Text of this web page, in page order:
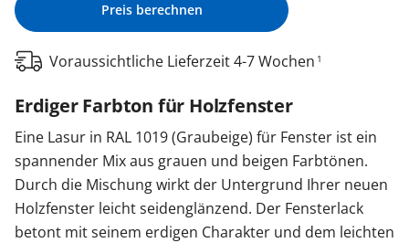
Preis berechnen
Voraussichtliche Lieferzeit 4-7 Wochen 1
Erdiger Farbton für Holzfenster
Eine Lasur in RAL 1019 (Graubeige) für Fenster ist ein
spannender Mix aus grauen und beigen Farbtönen.
Durch die Mischung wirkt der Untergrund Ihrer neuen
Holzfenster leicht seidenglänzend. Der Fensterlack
betont mit seinem erdigen Charakter und dem leichten